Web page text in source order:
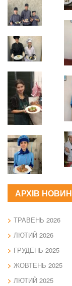
АРХІВ НОВИН
ТРАВЕНЬ 2026
ЛЮТИЙ 2026
ГРУДЕНЬ 2025
ЖОВТЕНЬ 2025
ЛЮТИЙ 2025